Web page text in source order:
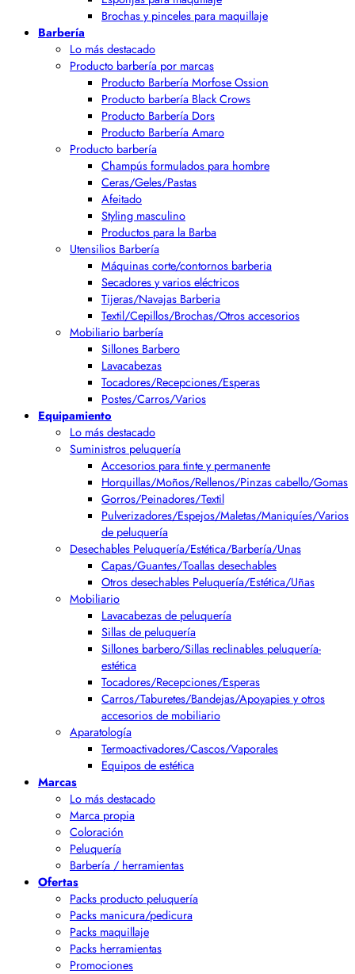
Brochas y pinceles para maquillaje
Barbería
Lo más destacado
Producto barbería por marcas
Producto Barbería Morfose Ossion
Producto barbería Black Crows
Producto Barbería Dors
Producto Barbería Amaro
Producto barbería
Champús formulados para hombre
Ceras/Geles/Pastas
Afeitado
Styling masculino
Productos para la Barba
Utensilios Barbería
Máquinas corte/contornos barberia
Secadores y varios eléctricos
Tijeras/Navajas Barberia
Textil/Cepillos/Brochas/Otros accesorios
Mobiliario barbería
Sillones Barbero
Lavacabezas
Tocadores/Recepciones/Esperas
Postes/Carros/Varios
Equipamiento
Lo más destacado
Suministros peluquería
Accesorios para tinte y permanente
Horquillas/Moños/Rellenos/Pinzas cabello/Gomas
Gorros/Peinadores/Textil
Pulverizadores/Espejos/Maletas/Maniquíes/Varios
de peluquería
Desechables Peluquería/Estética/Barbería/Unas
Capas/Guantes/Toallas desechables
Otros desechables Peluquería/Estética/Uñas
Mobiliario
Lavacabezas de peluquería
Sillas de peluquería
Sillones barbero/Sillas reclinables peluquería-
estética
Tocadores/Recepciones/Esperas
Carros/Taburetes/Bandejas/Apoyapies y otros
accesorios de mobiliario
Aparatología
Termoactivadores/Cascos/Vaporales
Equipos de estética
Marcas
Lo más destacado
Marca propia
Coloración
Peluquería
Barbería / herramientas
Ofertas
Packs producto peluquería
Packs manicura/pedicura
Packs maquillaje
Packs herramientas
Promociones